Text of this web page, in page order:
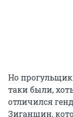
Но
таки были,
отличился
Зиганшин,